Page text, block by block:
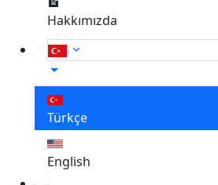
Hakkımızda
Türkçe
English